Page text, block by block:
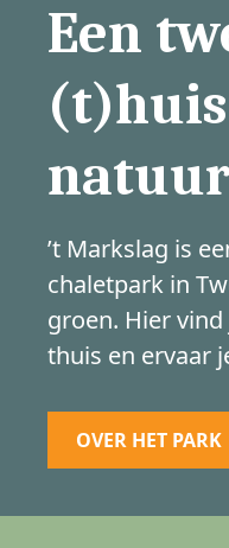
Een
natuur
’t Markslag is
chaletpark in
groen. Hier
thuis en ervaar
OVER HET PARK